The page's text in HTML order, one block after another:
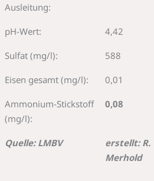
Ausleitung:
pH-Wert: 4,42
Sulfat (mg/l): 588
Eisen gesamt (mg/l): 0,01
Ammonium-Stickstoff
(mg/l):
0,08
Quelle: LMBV
erstellt: R.
Merhold